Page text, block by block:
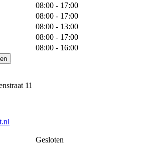
08:00 - 17:00
08:00 - 17:00
08:00 - 13:00
08:00 - 17:00
08:00 - 16:00
11
Gesloten